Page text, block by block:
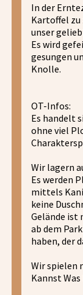
In der
Kartoffel zu
unser
Es wird
gesungen
Knolle.
OT-Infos:
Es handelt
ohne viel
Wir lagern
Es werden
mittels
keine
Gelände ist
ab dem
haben, der
Wir spielen
Kannst